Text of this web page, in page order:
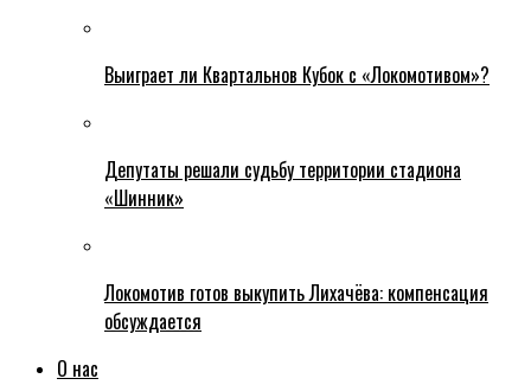
Выиграет ли Квартальнов Кубок с «Локомотивом»?
Депутаты решали судьбу территории стадиона
«Шинник»
Локомотив готов выкупить Лихачёва: компенсация
обсуждается
О нас